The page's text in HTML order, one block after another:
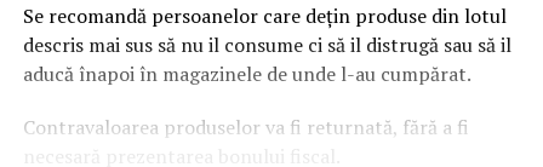
Se recomandă persoanelor care dețin produse din lotul
descris mai sus să nu il consume ci să il distrugă sau să il
aducă înapoi în magazinele de unde l-au cumpărat.
Contravaloarea produselor va fi returnată, fără a fi